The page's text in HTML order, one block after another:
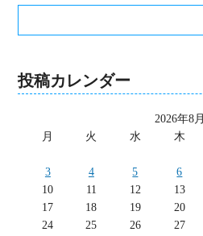
投稿カレンダー
2026年8月
月
火 水 木
3
4 5 6
10
11 12 13
17
18 19 20
24
25 26 27